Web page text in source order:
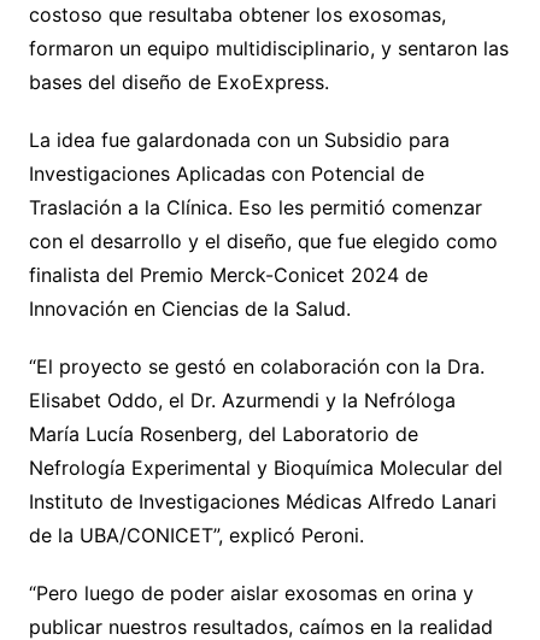
costoso que resultaba obtener los exosomas,
formaron un equipo multidisciplinario, y sentaron las
bases del diseño de ExoExpress.
La idea fue galardonada con un Subsidio para
Investigaciones Aplicadas con Potencial de
Traslación a la Clínica. Eso les permitió comenzar
con el desarrollo y el diseño, que fue elegido como
finalista del Premio Merck-Conicet 2024 de
Innovación en Ciencias de la Salud.
“El proyecto se gestó en colaboración con la Dra.
Elisabet Oddo, el Dr. Azurmendi y la Nefróloga
María Lucía Rosenberg, del Laboratorio de
Nefrología Experimental y Bioquímica Molecular del
Instituto de Investigaciones Médicas Alfredo Lanari
de la UBA/CONICET”, explicó Peroni.
“Pero luego de poder aislar exosomas en orina y
publicar nuestros resultados, caímos en la realidad